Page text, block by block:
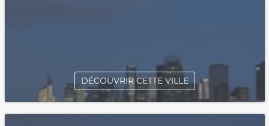
DÉCOUVRIR CETTE VILLE